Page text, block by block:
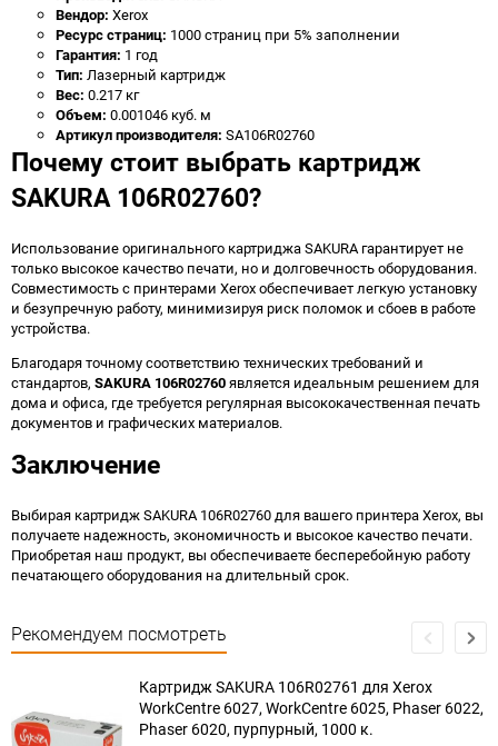
Вендор: Xerox
Ресурс страниц: 1000 страниц при 5% заполнении
Гарантия: 1 год
Тип: Лазерный картридж
Вес: 0.217 кг
Объем: 0.001046 куб. м
Артикул производителя: SA106R02760
Почему стоит выбрать картридж
SAKURA 106R02760?
Использование оригинального картриджа SAKURA гарантирует не
только высокое качество печати, но и долговечность оборудования.
Совместимость с принтерами Xerox обеспечивает легкую установку
и безупречную работу, минимизируя риск поломок и сбоев в работе
устройства.
Благодаря точному соответствию технических требований и
стандартов, SAKURA 106R02760является идеальным решением для
дома и офиса, где требуется регулярная высококачественная печать
документов и графических материалов.
Заключение
Выбирая картридж SAKURA 106R02760 для вашего принтера Xerox, вы
получаете надежность, экономичность и высокое качество печати.
Приобретая наш продукт, вы обеспечиваете бесперебойную работу
печатающего оборудования на длительный срок.
Рекомендуем посмотреть
Картридж SAKURA 106R02761 для Xerox
WorkCentre 6027, WorkCentre 6025, Phaser 6022,
Phaser 6020, пурпурный, 1000 к.